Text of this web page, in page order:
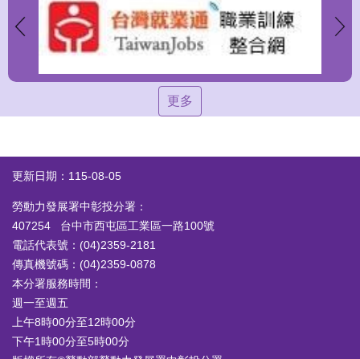
更多
更新日期：115-08-05
勞動力發展署中彰投分署：
407254 台中市西屯區工業區一路100號
電話代表號：(04)2359-2181
傳真機號碼：(04)2359-0878
本分署服務時間：
週一至週五
上午8時00分至12時00分
下午1時00分至5時00分